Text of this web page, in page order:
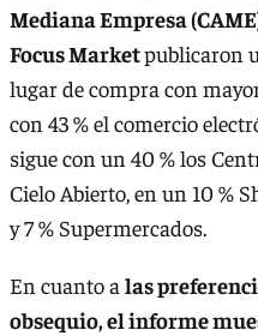
Mediana Empresa
Focus Marketpublicaron
lugar de compra con
con 43 % el comercio
sigue con un 40 % los
Cielo Abierto, en un 10 %
y 7 % Supermercados.
En cuanto a las
obsequio, el informe